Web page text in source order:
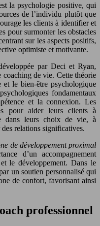
la psychologie positive, qui
de l’individu plutôt que
les clients à identifier et
pour surmonter les obstacles
sur les aspects positifs,
optimiste et motivante.
par Deci et Ryan,
de vie. Cette théorie
le bien-être psychologique
fondamentaux
et la connexion. Les
pour aider leurs clients à
dans leurs choix de vie, à
relations significatives.
de développement proximal
d’un accompagnement
le développement. Dans le
un soutien personnalisé qui
de confort, favorisant ainsi
professionnel